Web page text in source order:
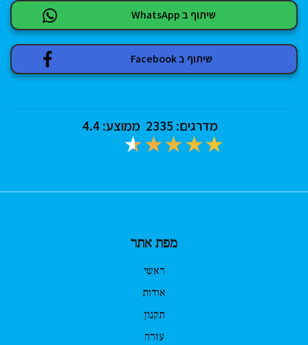
שיתוף ב WhatsApp
שיתוף ב Facebook
מדרגים: 2335 ממוצע:4.4
מפת אתר
ראשי
אודות
תקנון
עזרה